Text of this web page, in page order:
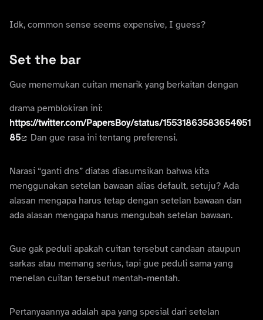
Idk, common sense seems expensive, I guess?
Set the bar
Gue menemukan cuitan menarik yang berkaitan dengan
drama pemblokiran ini:
https://twitter.com/PapersBoy/status/15531863583654051
85
Dan gue rasa ini tentang preferensi.
Narasi “ganti dns” diatas diasumsikan bahwa kita
menggunakan setelan bawaan alias default, setuju? Ada
alasan mengapa harus tetap dengan setelan bawaan dan
ada alasan mengapa harus mengubah setelan bawaan.
Gue gak peduli apakah cuitan tersebut candaan ataupun
sarkas atau memang serius, tapi gue peduli sama yang
menelan cuitan tersebut mentah-mentah.
Pertanyaannya adalah apa yang spesial dari setelan